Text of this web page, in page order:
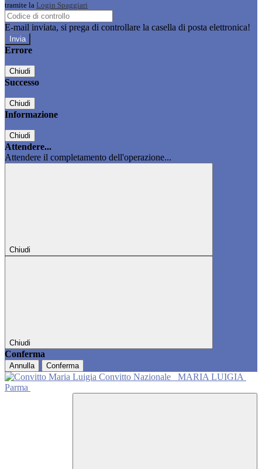
tramite la Login Spaggiari
E-mail inviata, si prega di controllare la casella di posta elettronica!
Errore
Chiudi
Successo
Chiudi
Informazione
Chiudi
Attendere...
Attendere il completamento dell'operazione...
Chiudi
Chiudi
Conferma
Annulla Conferma
Convitto Nazionale
MARIA LUIGIA
Parma